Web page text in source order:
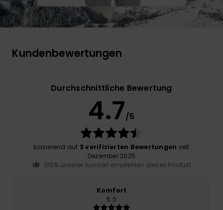
Kundenbewertungen
Durchschnittliche Bewertung
4.7/5
basierend auf 3 verifizierten Bewertungen seit
Dezember 2025
100% unserer Kunden empfehlen dieses Produkt
Komfort
5.0